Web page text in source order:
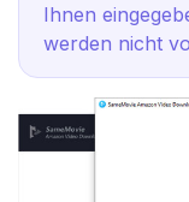
Ihnen
werden nicht